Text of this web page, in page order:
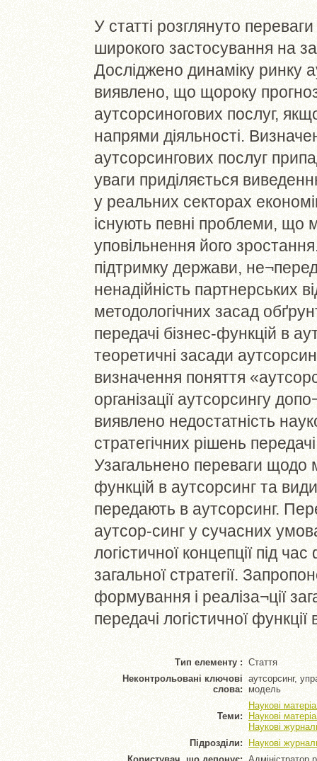
У статті розглянуто
широкого застосування на
Досліджено динаміку ринку
виявлено, що щороку
аутсорсиногових послуг,
напрями діяльності.
аутсорсингових послуг
уваги приділяється
у реальних секторах
існують певні проблеми, що
уповільнення його
підтримку держави,
ненадійність партнерських
методологічних засад
передачі бізнес-функцій в
теоретичні засади
визначення поняття
організації аутсорсингу
виявлено недостатність
стратегічних рішень
Узагальнено переваги щодо
функцій в аутсорсинг та
передають в аутсорсинг.
аутсор-синг у сучасних
логістичної концепції під
загальної стратегії.
формування і реаліза¬ції
передачі логістичної функції
Тип елементу : Стаття
Неконтрольовані ключові
слова:
аутсорсинг,
модель
Теми:
Наукові
Наукові
Наукові
Підрозділи:
Наукові